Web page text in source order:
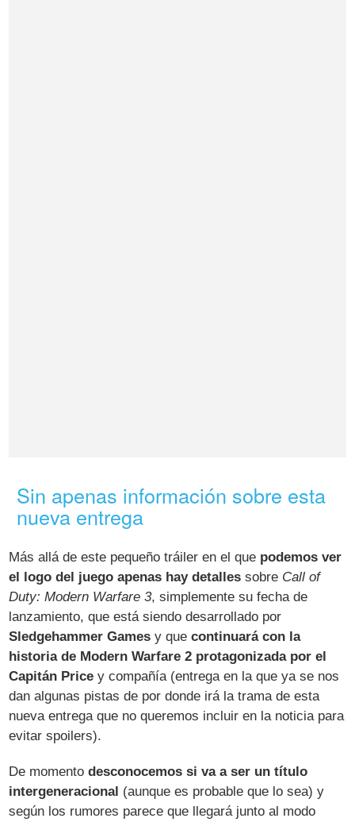
Sin apenas información sobre esta
nueva entrega
Más allá de este pequeño tráiler en el que podemos ver
el logo del juego apenas hay detalles sobre Call of
Duty: Modern Warfare 3, simplemente su fecha de
lanzamiento, que está siendo desarrollado por
Sledgehammer Games y que continuará con la
historia de Modern Warfare 2 protagonizada por el
Capitán Price y compañía (entrega en la que ya se nos
dan algunas pistas de por donde irá la trama de esta
nueva entrega que no queremos incluir en la noticia para
evitar spoilers).
De momentodesconocemos si va a ser un título
intergeneracional (aunque es probable que lo sea) y
según los rumores parece que llegará junto al modo